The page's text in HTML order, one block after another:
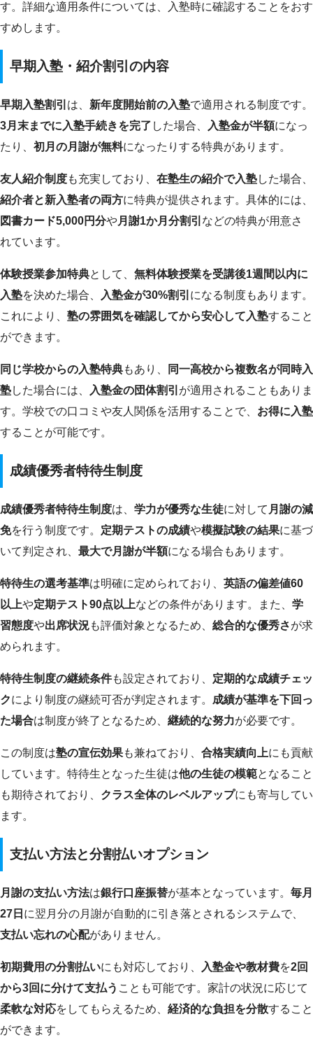
す。詳細な適用条件については、入塾時に確認することをおす
すめします。
早期入塾・紹介割引の内容
早期入塾割引 は、 新年度開始前の入塾で適用される制度です。
3月末までに入塾手続きを完了 した場合、 入塾金が半額になっ
たり、 初月の月謝が無料になったりする特典があります。
友人紹介制度も充実しており、 在塾生の紹介で入塾した場合、
紹介者と新入塾者の両方に特典が提供されます。具体的には、
図書カード5,000円分や月謝1か月分割引 などの特典が用意さ
れています。
体験授業参加特典として、 無料体験授業を受講後1週間以内に
入塾を決めた場合、 入塾金が30%割引 になる制度もあります。
これにより、 塾の雰囲気を確認してから安心して入塾すること
ができます。
同じ学校からの入塾特典もあり、
同一高校から複数名が同時入
塾した場合には、 入塾金の団体割引 が適用されることもありま
す。学校での口コミや友人関係を活用することで、 お得に入塾
することが可能です。
成績優秀者特待生制度
成績優秀者特待生制度は、 学力が優秀な生徒に対して 月謝の減
免を行う制度です。 定期テストの成績や模擬試験の結果に基づ
いて判定され、 最大で月謝が半額になる場合もあります。
特待生の選考基準は明確に定められており、 英語の偏差値60
以上や定期テスト90点以上などの条件があります。また、 学
習態度や出席状況も評価対象となるため、 総合的な優秀さが求
められます。
特待生制度の継続条件も設定されており、 定期的な成績チェッ
クにより制度の継続可否が判定されます。 成績が基準を下回っ
た場合は制度が終了となるため、 継続的な努力が必要です。
この制度は塾の宣伝効果も兼ねており、 合格実績向上にも貢献
しています。特待生となった生徒は他の生徒の模範となること
も期待されており、 クラス全体のレベルアップにも寄与してい
ます。
支払い方法と分割払いオプション
月謝の支払い方法は銀行口座振替が基本となっています。 毎月
27日 に翌月分の月謝が自動的に引き落とされるシステムで、
支払い忘れの心配がありません。
初期費用の分割払いにも対応しており、 入塾金や教材費を2回
から3回に分けて支払う ことも可能です。家計の状況に応じて
柔軟な対応をしてもらえるため、 経済的な負担を分散すること
ができます。